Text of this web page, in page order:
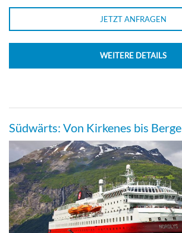
JETZT ANFRAGEN
WEITERE DETAILS
Südwärts: Von Kirkenes bis